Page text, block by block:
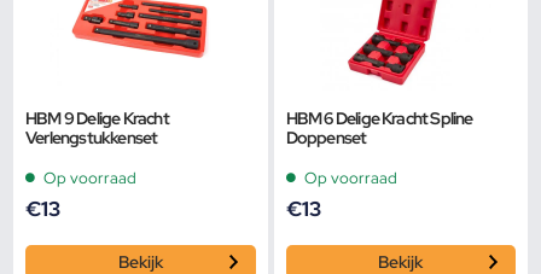
HBM 9 Delige Kracht
Verlengstukkenset
Op voorraad
€13
Bekijk
HBM 6 Delige Kracht Spline
Doppenset
Op voorraad
€13
Bekijk